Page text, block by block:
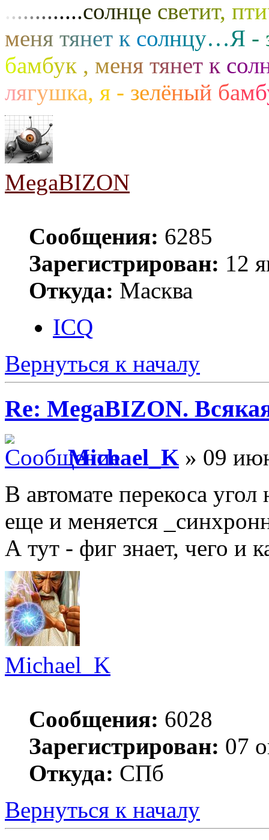
............солнце светит, пти
меня тянет к солнцу…Я -
бамбук , меня тянет к сол
лягушка, я - зелёный бамб
MegaBIZON
Сообщения: 6285
Зарегистрирован: 12
Откуда: Масква
ICQ
Вернуться к началу
Re: MegaBIZON.
Michael_K » 09
В автомате перекоса
еще и меняется
А тут - фиг знает, чего и
Michael_K
Сообщения: 6028
Зарегистрирован: 07
Откуда: СПб
Вернуться к началу